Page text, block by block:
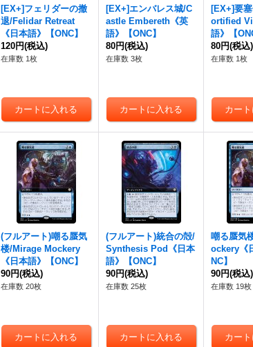
[EX+]フェリダーの撤
退/Felidar Retreat
《日本語》【ONC】
120円(税込)
在庫数 1枚
[EX+]エンバレス城/C
astle Embereth《英
語》【ONC】
80円(税込)
在庫数 3枚
[EX+]要
ortified
語》【
80円(税込)
在庫数 1枚
(フルアート)嘲る蜃気
楼/Mirage Mockery
《日本語》【ONC】
90円(税込)
在庫数 20枚
(フルアート)統合の殻/
Synthesis Pod《日本
語》【ONC】
90円(税込)
在庫数 25枚
嘲る蜃気
ockery《
NC】
90円(税込)
在庫数 19枚